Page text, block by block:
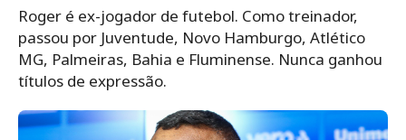
Roger é ex-jogador de futebol. Como treinador,
passou por Juventude, Novo Hamburgo, Atlético
MG, Palmeiras, Bahia e Fluminense. Nunca ganhou
títulos de expressão.